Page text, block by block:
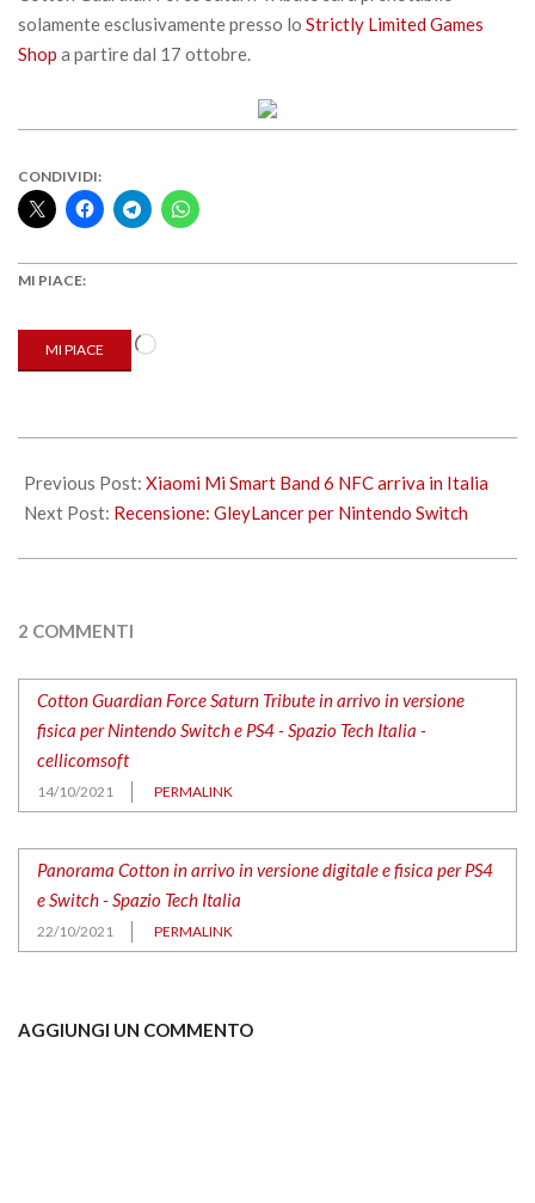
solamente esclusivamente presso lo Strictly Limited Games
Shop a partire dal 17 ottobre.
CONDIVIDI:
MI PIACE:
MI PIACE
Caricamento
10-
14
Previous Post: Xiaomi Mi Smart Band 6 NFC arriva in Italia
Next Post: Recensione: GleyLancer per Nintendo Switch
2 COMMENTI
Cotton Guardian Force Saturn Tribute in arrivo in versione
fisica per Nintendo Switch e PS4 - Spazio Tech Italia -
cellicomsoft
14/10/2021 PERMALINK
Panorama Cotton in arrivo in versione digitale e fisica per PS4
e Switch - Spazio Tech Italia
22/10/2021 PERMALINK
AGGIUNGI UN COMMENTO